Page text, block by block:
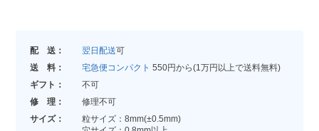
配 送： 翌日配送可
送 料：
宅急便コンパクト 550円から(1万円以上で送料無料)
ギフト：
不可
修 理：
修理不可
サイズ：
粒サイズ：8mm(±0.5mm)